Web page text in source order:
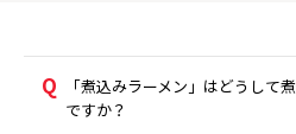
「煮込みラーメン」はどうして
ですか？